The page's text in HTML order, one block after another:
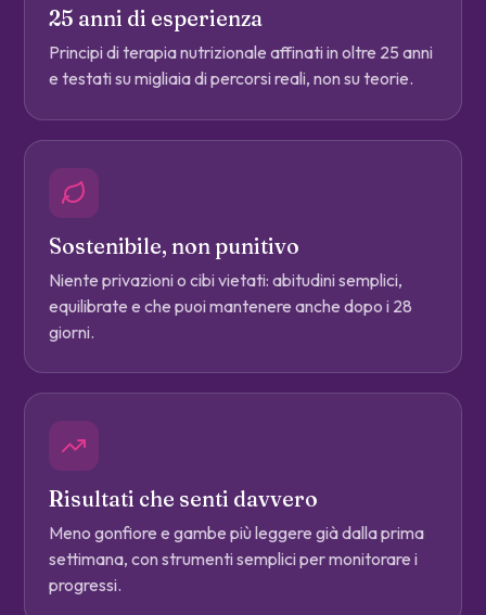
25 anni di esperienza
Principi di terapia nutrizionale affinati in oltre 25 anni
e testati su migliaia di percorsi reali, non su teorie.
Sostenibile, non punitivo
Niente privazioni o cibi vietati: abitudini semplici,
equilibrate e che puoi mantenere anche dopo i 28
giorni.
Risultati che senti davvero
Meno gonfiore e gambe più leggere già dalla prima
settimana, con strumenti semplici per monitorare i
progressi.